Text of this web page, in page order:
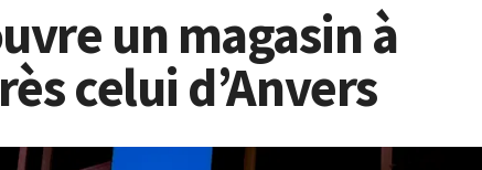
un magasin à
celui d’Anvers